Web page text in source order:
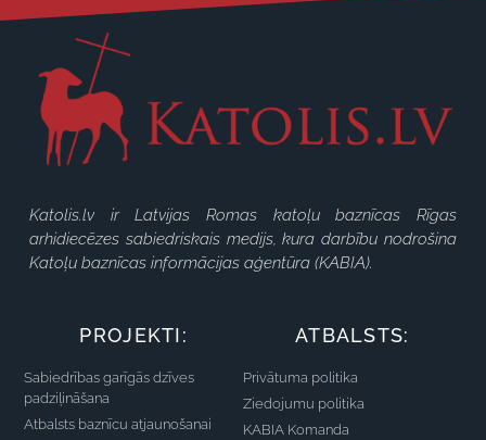
Katolis.lv ir Latvijas Romas katoļu baznīcas Rīgas
arhidiecēzes sabiedriskais medijs, kura darbību nodrošina
Katoļu baznīcas informācijas aģentūra (KABIA).
PROJEKTI:
Sabiedrības garīgās dzīves
padziļināšana
Atbalsts baznīcu atjaunošanai
ATBALSTS:
Privātuma politika
Ziedojumu politika
KABIA Komanda